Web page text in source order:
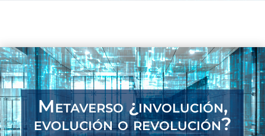
Metaverso ¿involución,
evolución o revolución?